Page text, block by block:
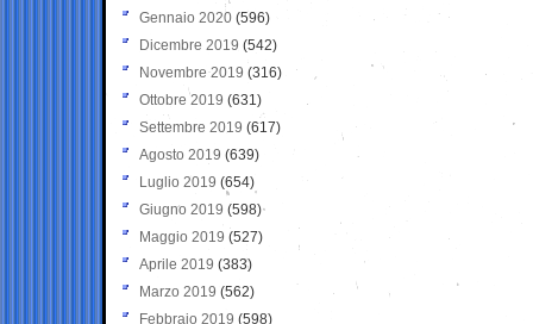
Gennaio 2020 (596)
Dicembre 2019 (542)
Novembre 2019 (316)
Ottobre 2019 (631)
Settembre 2019 (617)
Agosto 2019 (639)
Luglio 2019 (654)
Giugno 2019 (598)
Maggio 2019 (527)
Aprile 2019 (383)
Marzo 2019 (562)
Febbraio 2019 (598)